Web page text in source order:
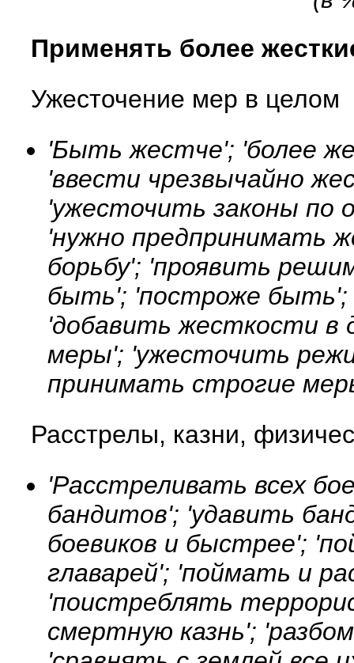
Применять более
Ужесточение мер в целом
'Быть жестче'; 'более
'ввести чрезвычайно
'ужесточить законы по
'нужно предпринимать
борьбу'; 'проявить
быть'; 'построже быть';
'добавить жесткости в
меры'; 'ужесточить
принимать строгие
Расстрелы, казни,
'Расстреливать всех
бандитов'; 'удавить
боевиков и быстрее';
главарей'; 'поймать и
'поистреблять
смертную казнь';